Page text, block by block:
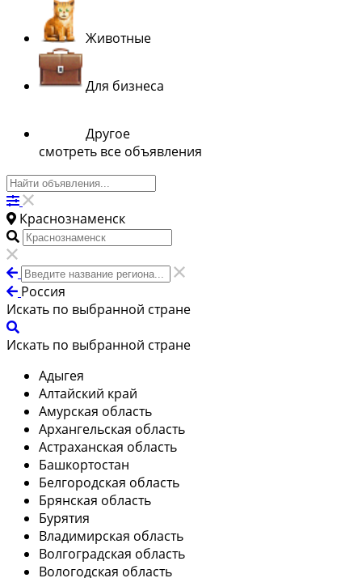
Животные
Для бизнеса
Другое
смотреть все объявления
Краснознаменск
Россия
Искать по выбранной стране
Искать по выбранной стране
Адыгея
Алтайский край
Амурская область
Архангельская область
Астраханская область
Башкортостан
Белгородская область
Брянская область
Бурятия
Владимирская область
Волгоградская область
Вологодская область